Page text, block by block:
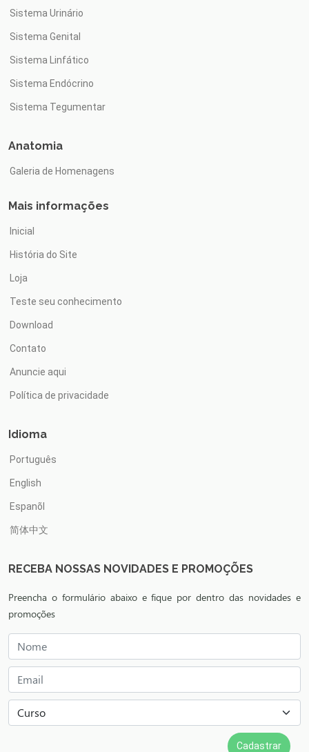
Sistema Urinário
Sistema Genital
Sistema Linfático
Sistema Endócrino
Sistema Tegumentar
Anatomia
Galeria de Homenagens
Mais informações
Inicial
História do Site
Loja
Teste seu conhecimento
Download
Contato
Anuncie aqui
Política de privacidade
Idioma
Português
English
Espanõl
简体中文
RECEBA NOSSAS NOVIDADES E PROMOÇÕES
Preencha o formulário abaixo e fique por dentro das novidades e
promoções